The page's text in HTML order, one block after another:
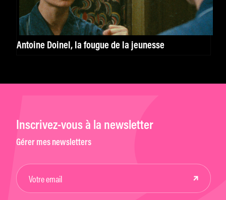
Antoine Doinel, la fougue de la jeunesse
Inscrivez-vous à la newsletter
Gérer mes newsletters